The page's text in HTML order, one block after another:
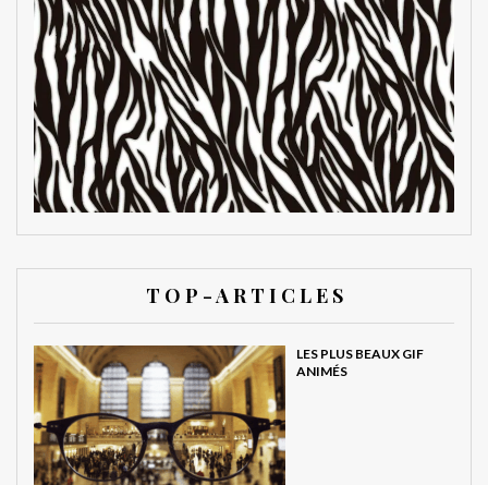
T O P - A R T I C L E S
LES PLUS BEAUX GIF
ANIMÉS